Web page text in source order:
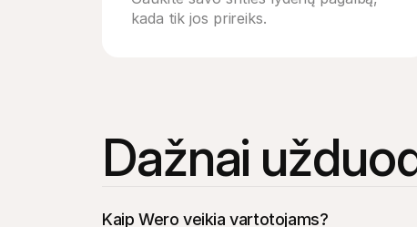
kada tik jos prireiks.
Dažnai
Kaip Wero veikia vartotojams?